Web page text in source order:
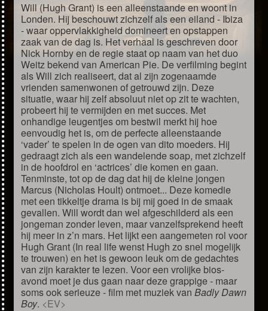
Will (Hugh Grant) is een alleenstaande en woont in
Londen. Hij beschouwt zichzelf als een eiland - Ibiza
- waar oppervlakkigheid domineert en opstappen
zaak van de dag is. Het verhaal is geschreven door
Nick Hornby en de regie staat op naam van het duo
Weitz bekend van American Pie. De verfilming begint
als Will zich realiseert, dat al zijn zogenaamde
vrienden samenwonen of getrouwd zijn. Deze
situatie, waar hij zelf absoluut niet op zit te wachten,
probeert hij te vermijden en met succes. Met
onhandige leugentjes om bestwil merkt hij hoe
eenvoudig het is, om de perfecte alleenstaande
‘vader’ te spelen in de ogen van dito moeders. Hij
gedraagt zich als een wandelende soap, met zichzelf
in de hoofdrol en ‘actrices’ die komen en gaan.
Tenminste, tot op de dag dat hij de kleine jongen
Marcus (Nicholas Hoult) ontmoet... Deze komedie
met een tikkeltje drama is bij mij goed in de smaak
gevallen. Will wordt dan wel afgeschilderd als een
jongeman zonder leven, maar vanzelfsprekend heeft
hij meer in z’n mars. Het lijkt een aangemeten rol voor
Hugh Grant (In real life wenst Hugh zo snel mogelijk
te trouwen) en het is gewoon leuk om de gedachtes
van zijn karakter te lezen. Voor een vrolijke bios-
avond moet je dus gaan naar deze grappige - maar
soms ook serieuze - film met muziek van Badly Dawn
Boy. <EV>